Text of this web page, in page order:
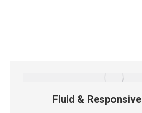
Fluid &